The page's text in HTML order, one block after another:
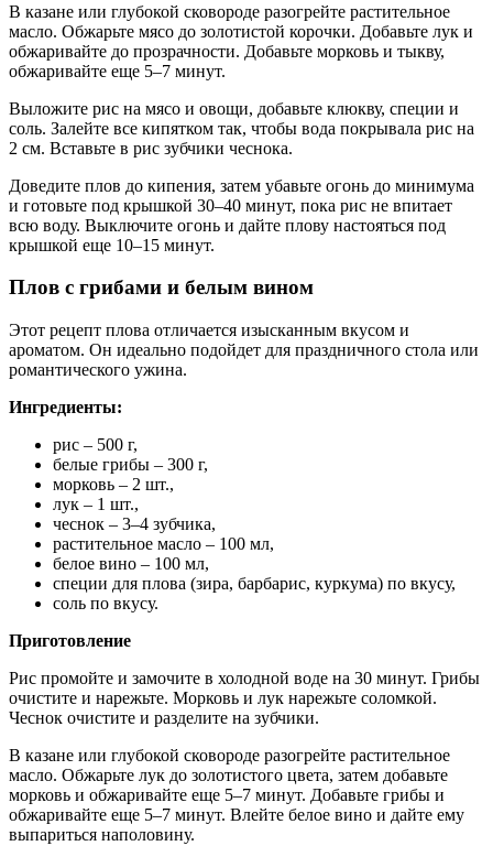
В казане или глубокой сковороде разогрейте растительное
масло. Обжарьте мясо до золотистой корочки. Добавьте лук и
обжаривайте до прозрачности. Добавьте морковь и тыкву,
обжаривайте еще 5–7 минут.
Выложите рис на мясо и овощи, добавьте клюкву, специи и
соль. Залейте все кипятком так, чтобы вода покрывала рис на
2 см. Вставьте в рис зубчики чеснока.
Доведите плов до кипения, затем убавьте огонь до минимума
и готовьте под крышкой 30–40 минут, пока рис не впитает
всю воду. Выключите огонь и дайте плову настояться под
крышкой еще 10–15 минут.
Плов с грибами и белым вином
Этот рецепт плова отличается изысканным вкусом и
ароматом. Он идеально подойдет для праздничного стола или
романтического ужина.
Ингредиенты:
рис – 500 г,
белые грибы – 300 г,
морковь – 2 шт.,
лук – 1 шт.,
чеснок – 3–4 зубчика,
растительное масло – 100 мл,
белое вино – 100 мл,
специи для плова (зира, барбарис, куркума) по вкусу,
соль по вкусу.
Приготовление
Рис промойте и замочите в холодной воде на 30 минут. Грибы
очистите и нарежьте. Морковь и лук нарежьте соломкой.
Чеснок очистите и разделите на зубчики.
В казане или глубокой сковороде разогрейте растительное
масло. Обжарьте лук до золотистого цвета, затем добавьте
морковь и обжаривайте еще 5–7 минут. Добавьте грибы и
обжаривайте еще 5–7 минут. Влейте белое вино и дайте ему
выпариться наполовину.